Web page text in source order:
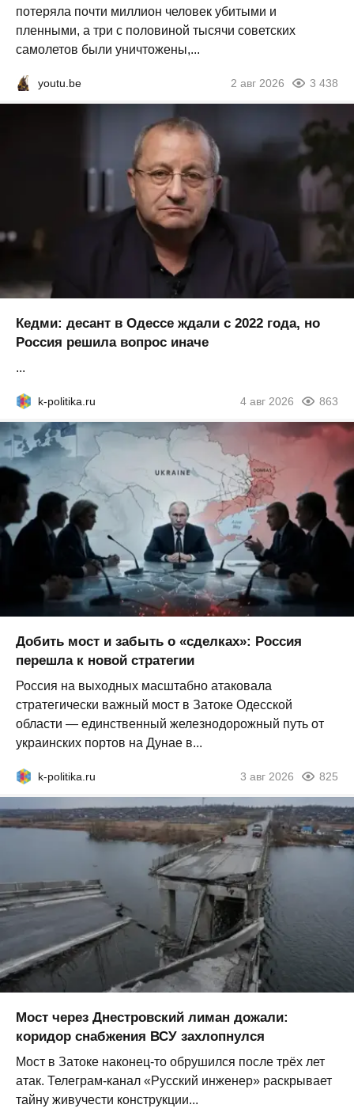
потеряла почти миллион человек убитыми и
пленными, а три с половиной тысячи советских
самолетов были уничтожены,...
youtu.be 2 авг 2026 3 438
Кедми: десант в Одессе ждали с 2022 года, но
Россия решила вопрос иначе
...
k-politika.ru 4 авг 2026 863
Добить мост и забыть о «сделках»: Россия
перешла к новой стратегии
Россия на выходных масштабно атаковала
стратегически важный мост в Затоке Одесской
области — единственный железнодорожный путь от
украинских портов на Дунае в...
k-politika.ru 3 авг 2026 825
Мост через Днестровский лиман дожали:
коридор снабжения ВСУ захлопнулся
Мост в Затоке наконец-то обрушился после трёх лет
атак. Телеграм-канал «Русский инженер» раскрывает
тайну живучести конструкции...